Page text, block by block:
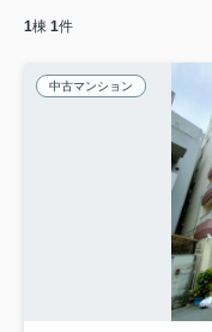
1棟 1件
中古マンション